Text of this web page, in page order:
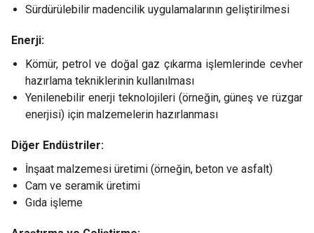
Sürdürülebilir madencilik uygulamalarının geliştirilmesi
Enerji:
Kömür, petrol ve doğal gaz çıkarma işlemlerinde cevher
hazırlama tekniklerinin kullanılması
Yenilenebilir enerji teknolojileri (örneğin, güneş ve rüzgar
enerjisi) için malzemelerin hazırlanması
Diğer Endüstriler:
İnşaat malzemesi üretimi (örneğin, beton ve asfalt)
Cam ve seramik üretimi
Gıda işleme